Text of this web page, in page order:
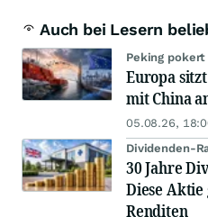
Auch bei Lesern
Peking pokert
Europa
mit China
05.08.26,
Dividenden-
30 Jahre
Diese
Renditen